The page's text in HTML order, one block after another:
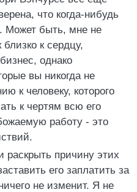
что когда-нибудь
Может быть, мне не
к сердцу,
однако
вы никогда не
к человеку, которого
к чертям всю его
работу - это
причину этих
его заплатить за
не изменит. Я не